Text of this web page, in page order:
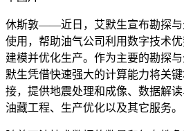
休斯敦——近日，艾默生宣布勘探与
使用，帮助油气公司利用数字技术
建模并优化生产。作为主要的勘探
默生凭借快速强大的计算能力将关
接，提供地震处理和成像、数据解读
油藏工程、生产优化以及其它服务。